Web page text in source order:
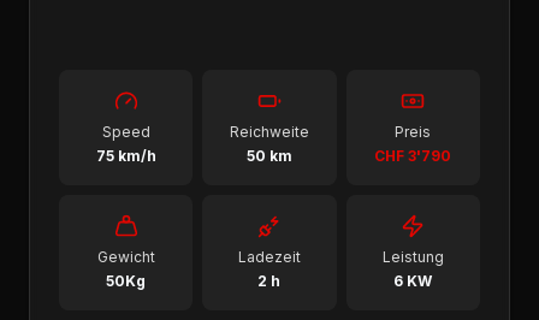
Speed
75 km/h
Reichweite
50 km
Preis
CHF 3'790
Gewicht
50Kg
Ladezeit
2 h
Leistung
6 KW